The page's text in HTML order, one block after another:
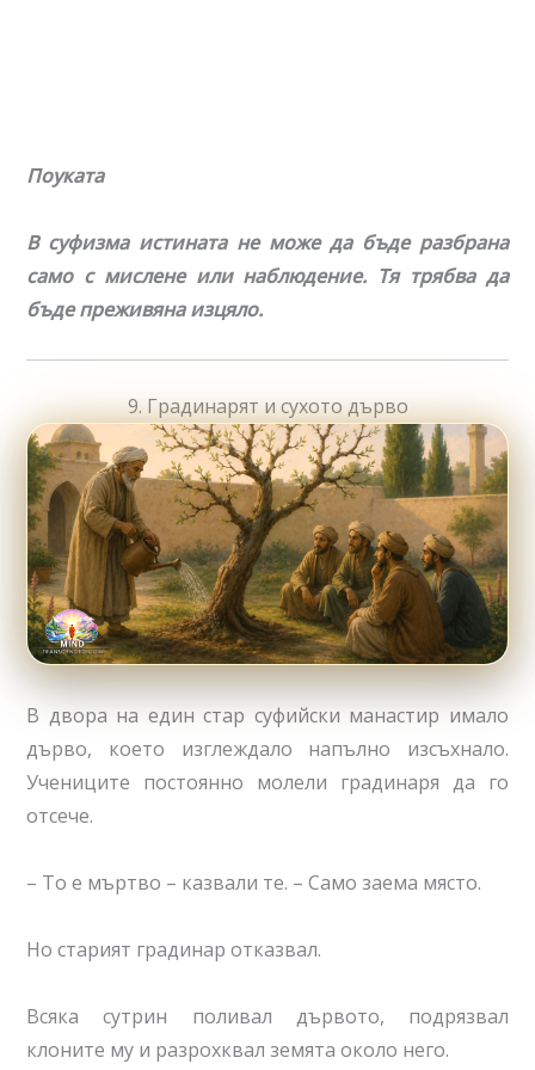
Поуката
В суфизма истината не може да бъде разбрана
само с мислене или наблюдение. Тя трябва да
бъде преживяна изцяло.
9. Градинарят и сухото дърво
В двора на един стар суфийски манастир имало
дърво, което изглеждало напълно изсъхнало.
Учениците постоянно молели градинаря да го
отсече.
– То е мъртво – казвали те. – Само заема място.
Но старият градинар отказвал.
Всяка сутрин поливал дървото, подрязвал
клоните му и разрохквал земята около него.